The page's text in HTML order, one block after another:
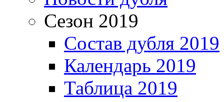
Сезон 2019
Состав дубля 2019
Календарь 2019
Таблица 2019